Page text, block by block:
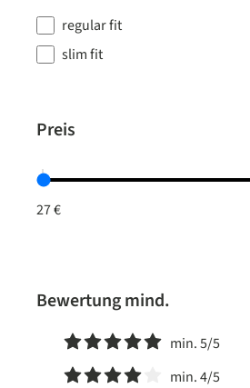
regular fit
slim fit
Preis
Bewertung mind.
Filter hinzufügen: Minimum
min. 5/5
min. 4/5